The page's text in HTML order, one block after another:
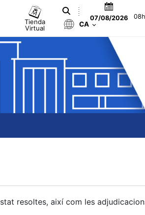
Tienda
Virtual
07/08/2026
CA
resoltes, així com les